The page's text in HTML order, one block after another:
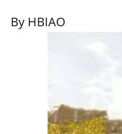
By HBIAO